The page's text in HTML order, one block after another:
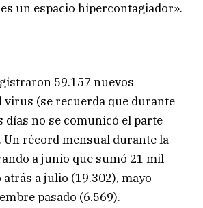
un espacio hipercontagiador».
59.157 nuevos
virus (se recuerda que durante
días no se comunicó el parte
Un récord mensual durante la
a junio que sumó 21 mil
atrás a julio (19.302), mayo
pasado (6.569).